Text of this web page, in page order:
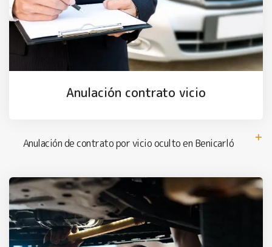
Anulación contrato vicio
Anulación de contrato por vicio oculto en Benicarló